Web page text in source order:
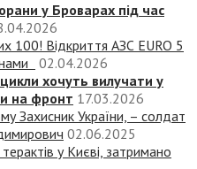
у Броварах під час
100! Відкриття АЗС EURO 5
02.04.2026
хочуть вилучати у
на фронт 17.03.2026
Захисник України, – солдат
02.06.2025
у Києві, затримано